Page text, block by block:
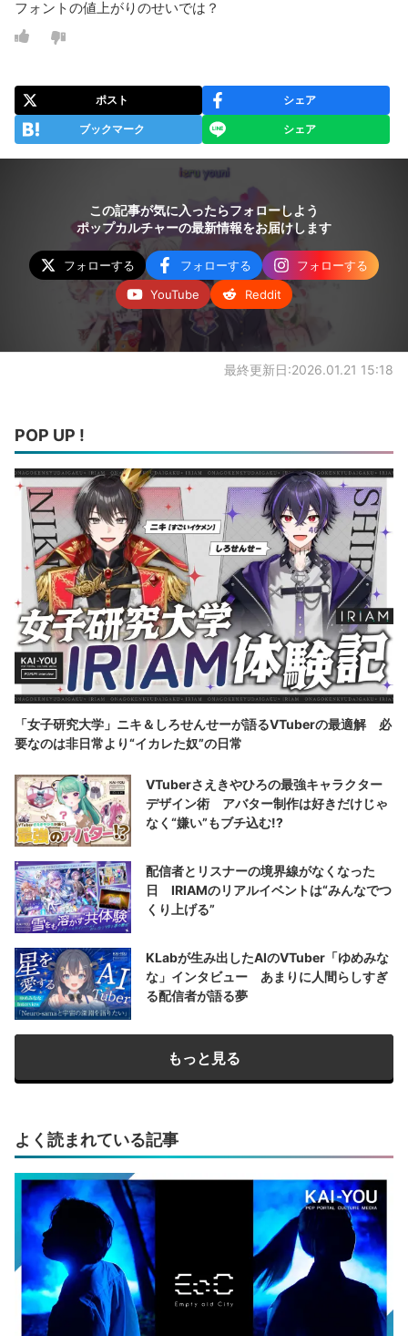
フォントの値上がりのせいでは？
ポスト シェア
ブックマーク シェア
この記事が気に入ったらフォローしよう
ポップカルチャーの最新情報をお届けします
フォローする フォローする
フォローする
YouTube
Reddit
最終更新日:2026.01.21 15:18
POP UP !
「女子研究大学」ニキ＆しろせんせーが語るVTuberの最適解 必
要なのは非日常より“イカレた奴”の日常
VTuberさえきやひろの最強キャラクター
デザイン術 アバター制作は好きだけじゃ
なく“嫌い”もブチ込む!?
配信者とリスナーの境界線がなくなった
日 IRIAMのリアルイベントは“みんなでつ
くり上げる”
KLabが生み出したAIのVTuber「ゆめみな
な」インタビュー あまりに人間らしすぎ
る配信者が語る夢
もっと見る
よく読まれている記事